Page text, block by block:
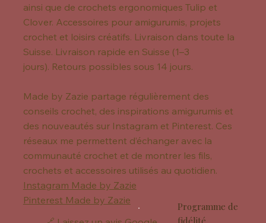
ainsi que de crochets ergonomiques Tulip et
Clover. Accessoires pour amigurumis, projets
crochet et loisirs créatifs. Livraison dans toute la
Suisse. Livraison rapide en Suisse (1–3
jours). Retours possibles sous 14 jours.
Made by Zazie partage régulièrement des
conseils crochet, des inspirations amigurumis et
des nouveautés sur Instagram et Pinterest. Ces
réseaux me permettent d’échanger avec la
communauté crochet et de montrer les fils,
crochets et accessoires utilisés au quotidien.
Instagram Made by Zazie
Pinterest Made by Zazie
Programme de
fidélité